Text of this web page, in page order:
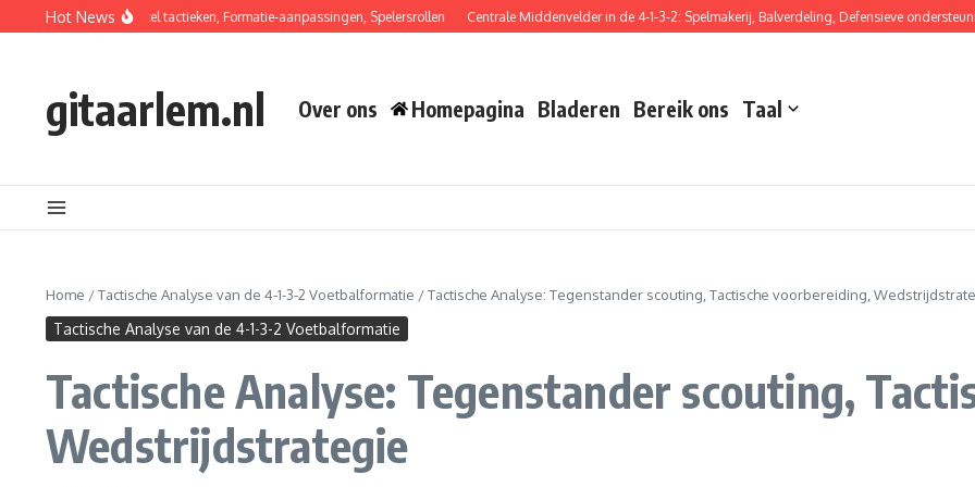
Skip to content
Hot News
Formatie: Balherstel tactieken, Formatie-aanpassingen, Spelersrollen Centrale Middenvelder in de 4-1-3-2: Spelmakerij, Balverdeling, Defensieve ondersteuning
gitaarlem.nl Over ons Homepagina Bladeren Bereik ons Taal
Home /Tactische Analyse van de 4-1-3-2 Voetbalformatie /Tactische Analyse: Tegenstander scouting, Tactische voorbereiding,
Tactische Analyse van de 4-1-3-2 Voetbalformatie
Tactische Analyse: Tegenstander scouting,
Wedstrijdstrategie